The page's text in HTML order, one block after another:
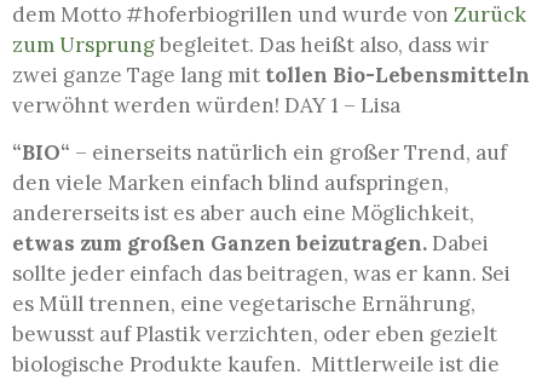
dem Motto #hoferbiogrillen und wurde von Zurück
zum Ursprungbegleitet. Das heißt also, dass wir
zwei ganze Tage lang mit tollen Bio-Lebensmitteln
verwöhnt werden würden! DAY 1 – Lisa
“BIO“ – einerseits natürlich ein großer Trend, auf
den viele Marken einfach blind aufspringen,
andererseits ist es aber auch eine Möglichkeit,
etwas zum großen Ganzen beizutragen. Dabei
sollte jeder einfach das beitragen, was er kann. Sei
es Müll trennen, eine vegetarische Ernährung,
bewusst auf Plastik verzichten, oder eben gezielt
biologische Produkte kaufen. Mittlerweile ist die